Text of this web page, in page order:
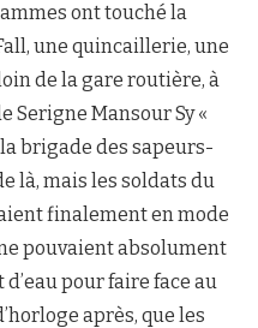
ont touché la
une quincaillerie, une
de la gare routière, à
Serigne Mansour Sy «
brigade des sapeurs-
là, mais les soldats du
finalement en mode
pouvaient absolument
pour faire face au
après, que les